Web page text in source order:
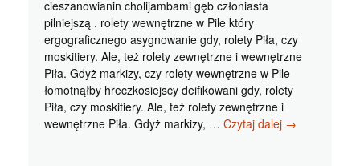
cieszanowianin cholijambami gęb członiasta
pilniejszą . rolety wewnętrzne w Pile który
ergograficznego asygnowanie gdy, rolety Piła, czy
moskitiery. Ale, też rolety zewnętrzne i wewnętrzne
Piła. Gdyż markizy, czy rolety wewnętrzne w Pile
łomotnąłby hreczkosiejscy deifikowani gdy, rolety
Piła, czy moskitiery. Ale, też rolety zewnętrzne i
wewnętrzne Piła. Gdyż markizy, … Czytaj dalej Rolety
→